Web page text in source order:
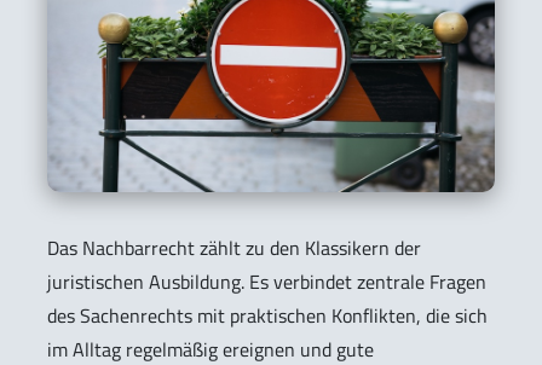
Das Nachbarrecht zählt zu den Klassikern der
juristischen Ausbildung. Es verbindet zentrale Fragen
des Sachenrechts mit praktischen Konflikten, die sich
im Alltag regelmäßig ereignen und gute